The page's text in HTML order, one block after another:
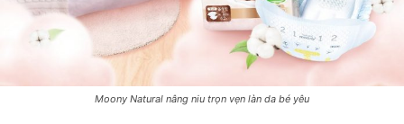
Moony Natural nâng niu trọn vẹn làn da bé yêu